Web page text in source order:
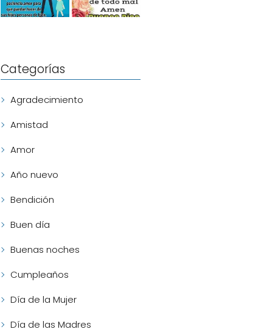
Categorías
Agradecimiento
Amistad
Amor
Año nuevo
Bendición
Buen día
Buenas noches
Cumpleaños
Día de la Mujer
Día de las Madres